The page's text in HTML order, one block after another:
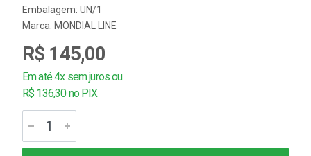
Embalagem: UN/1
Marca: MONDIAL LINE
R$ 145,00
Em até 4x sem juros ou
R$ 136,30 no PIX